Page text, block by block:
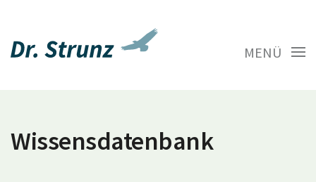
MENÜ
Wissensdatenbank